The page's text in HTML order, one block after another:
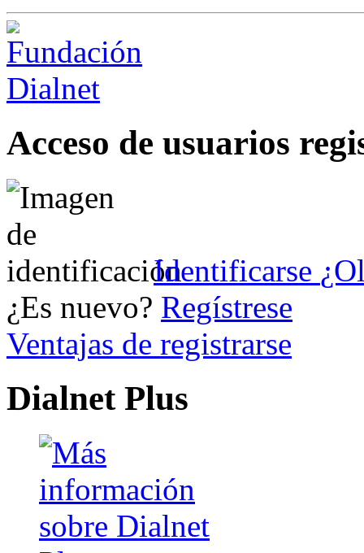
Acceso de usuarios
Identificarse
¿Es nuevo? Regístrese
Ventajas de registrarse
Dialnet Plus